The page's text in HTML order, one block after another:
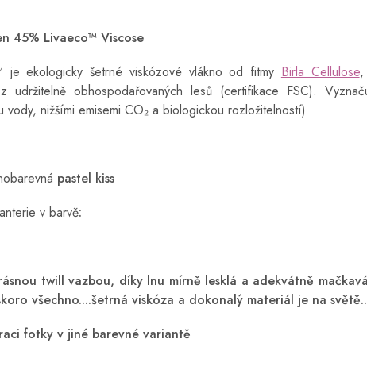
45% Livaeco™ Viscose
je ekologicky šetrné viskózové vlákno od fitmy Birla Cellulose,
udržitelně obhospodařovaných lesů (certifikace FSC).
vody, nižšími emisemi CO₂ a biologickou rozložitelností)
pastel kiss
v barvě:
twill vazbou, díky lnu mírně lesklá a adekvátně
všechno....šetrná viskóza a dokonalý materiál je na
fotky v jiné barevné variantě